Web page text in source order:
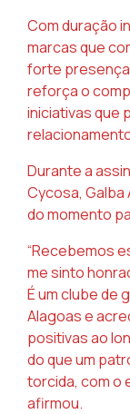
Com duração
marcas que
forte presença
reforça o
iniciativas que
Durante a
Cycosa, Galba
do momento
“Recebemos
me sinto
É um clube de
Alagoas e
positivas ao
do que um
torcida, com o
afirmou.